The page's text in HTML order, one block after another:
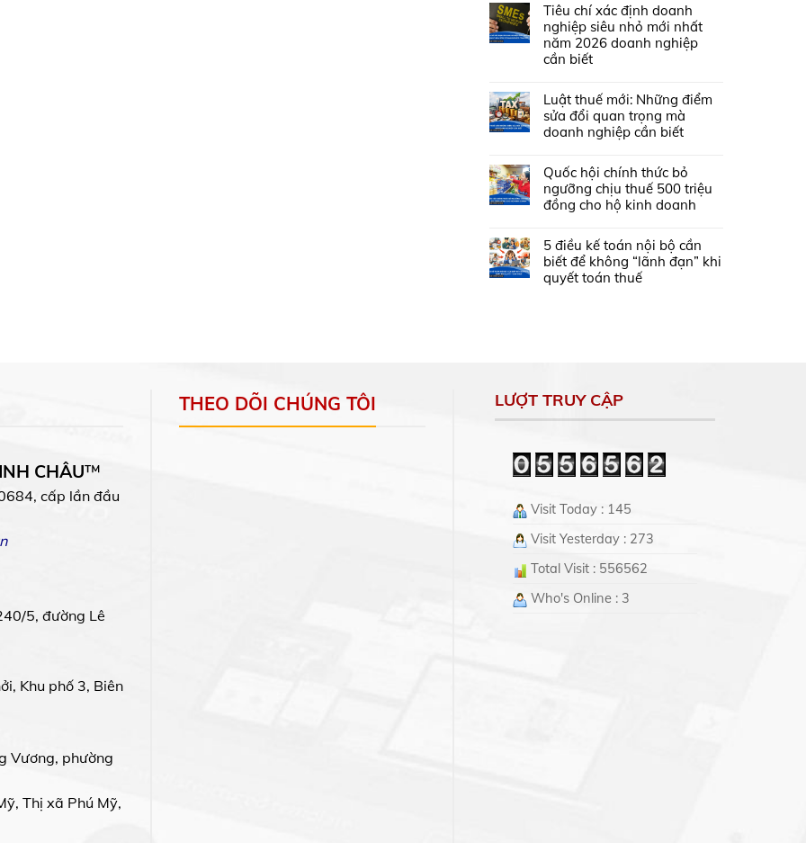
Tiêu chí xác định doanh
nghiệp siêu nhỏ mới nhất
năm 2026 doanh nghiệp
cần biết
Luật thuế mới: Những điểm
sửa đổi quan trọng mà
doanh nghiệp cần biết
Quốc hội chính thức bỏ
ngưỡng chịu thuế 500 triệu
đồng cho hộ kinh doanh
5 điều kế toán nội bộ cần
biết để không “lãnh đạn” khi
quyết toán thuế
CHÂU™
cấp lần đầu
5, đường Lê
Khu phố 3, Biên
Vương, phường
Thị xã Phú Mỹ,
THEO DÕI CHÚNG TÔI LƯỢT TRUY CẬP
Visit Today : 145
Visit Yesterday : 273
Total Visit : 556562
Who's Online : 3